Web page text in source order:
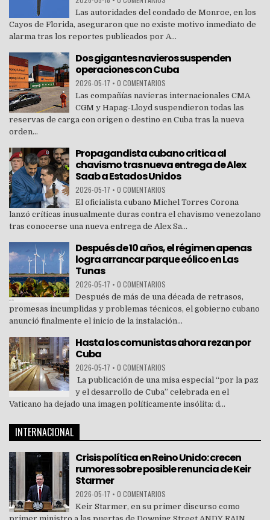
Las autoridades del condado de Monroe, en los
Cayos de Florida, aseguraron que no existe motivo inmediato de
alarma tras los reportes publicados por A...
Dos gigantes navieros suspenden
operaciones con Cuba
2026-05-17 • 0 COMENTARIOS
Las compañías navieras internacionales CMA
CGM y Hapag-Lloyd suspendieron todas las
reservas de carga con origen o destino en Cuba tras la nueva
orden...
Propagandista cubano critica al
chavismo tras nueva entrega de Alex
Saab a Estados Unidos
2026-05-17 • 0 COMENTARIOS
El oficialista cubano Michel Torres Corona
lanzó críticas inusualmente duras contra el chavismo venezolano
tras conocerse una nueva entrega de Alex Sa...
Después de 10 años, el régimen apenas
logra arrancar parque eólico en Las
Tunas
2026-05-17 • 0 COMENTARIOS
Después de más de una década de retrasos,
promesas incumplidas y problemas técnicos, el gobierno cubano
anunció finalmente el inicio de la instalación...
Hasta los comunistas ahora rezan por
Cuba
2026-05-17 • 0 COMENTARIOS
La publicación de una misa especial “por la paz
y el desarrollo de Cuba” celebrada en el
Vaticano ha dejado una imagen políticamente insólita: d...
INTERNACIONAL
Crisis política en Reino Unido: crecen
rumores sobre posible renuncia de Keir
Starmer
2026-05-17 • 0 COMENTARIOS
Keir Starmer, en su primer discurso como